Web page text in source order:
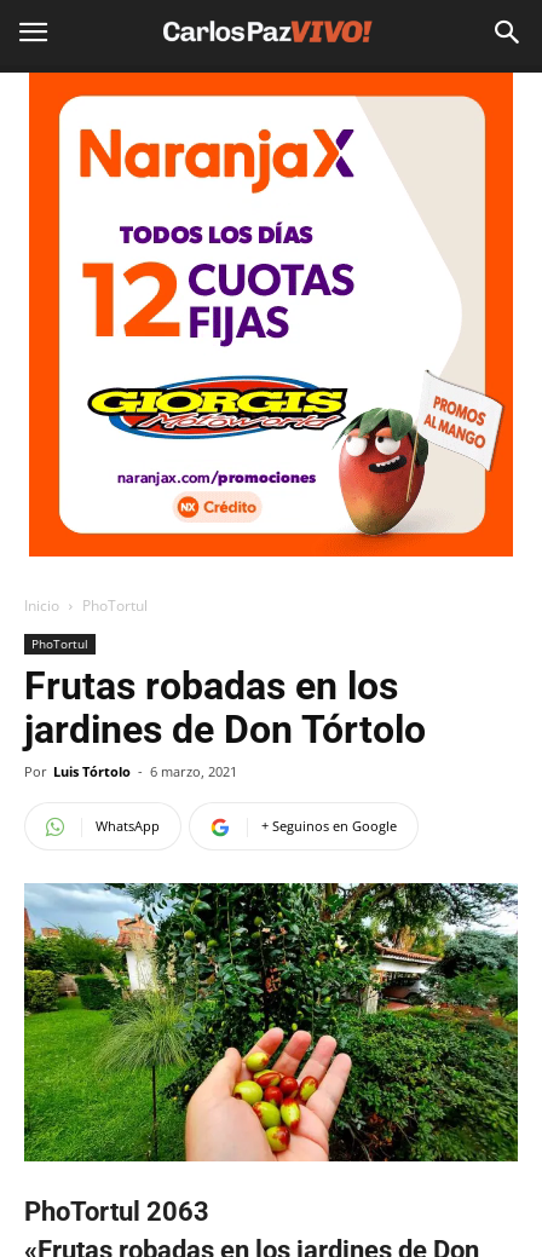
Inicio PhoTortul
PhoTortul
Frutas robadas en los
jardines de Don Tórtolo
Por Luis Tórtolo - 6 marzo, 2021
WhatsApp + Seguinos en Google
PhoTortul 2063
«Frutas robadas en los jardines de Don